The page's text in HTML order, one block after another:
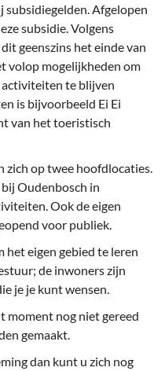
Afgelopen
subsidie. Volgens
geenszins het einde van
volop mogelijkheden om
te blijven
is bijvoorbeeld Ei Ei
van het toeristisch
zich op twee hoofdlocaties.
Oudenbosch in
Ook de eigen
voor publiek.
het eigen gebied te leren
de inwoners zijn
je je kunt wensen.
moment nog niet gereed
gemaakt.
dan kunt u zich nog